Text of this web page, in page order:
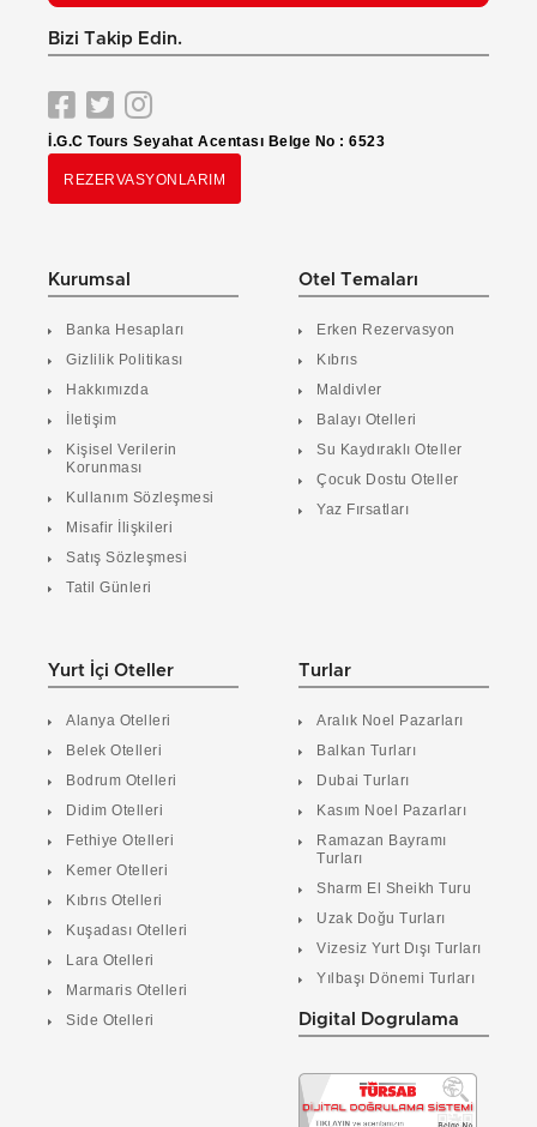
Bizi Takip Edin.
İ.G.C Tours Seyahat Acentası Belge No : 6523
REZERVASYONLARIM
Kurumsal
Banka Hesapları
Gizlilik Politikası
Hakkımızda
İletişim
Kişisel Verilerin
Korunması
Kullanım Sözleşmesi
Misafir İlişkileri
Satış Sözleşmesi
Tatil Günleri
Otel Temaları
Erken Rezervasyon
Kıbrıs
Maldivler
Balayı Otelleri
Su Kaydıraklı Oteller
Çocuk Dostu Oteller
Yaz Fırsatları
Yurt İçi Oteller
Alanya Otelleri
Belek Otelleri
Bodrum Otelleri
Didim Otelleri
Fethiye Otelleri
Kemer Otelleri
Kıbrıs Otelleri
Kuşadası Otelleri
Lara Otelleri
Marmaris Otelleri
Side Otelleri
Turlar
Aralık Noel Pazarları
Balkan Turları
Dubai Turları
Kasım Noel Pazarları
Ramazan Bayramı
Turları
Sharm El Sheikh Turu
Uzak Doğu Turları
Vizesiz Yurt Dışı Turları
Yılbaşı Dönemi Turları
Digital Dogrulama